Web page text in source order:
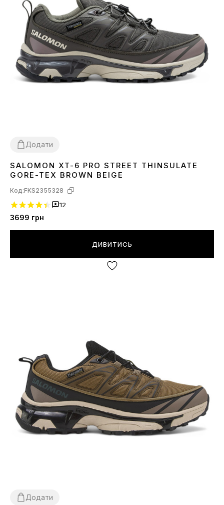
Додати
414243 44 45 46
SALOMON XT-6 PRO STREET THINSULATE
GORE-TEX BROWN BEIGE
Код:FKS2355328
12
3699 грн
ДИВИТИСЬ
Додати